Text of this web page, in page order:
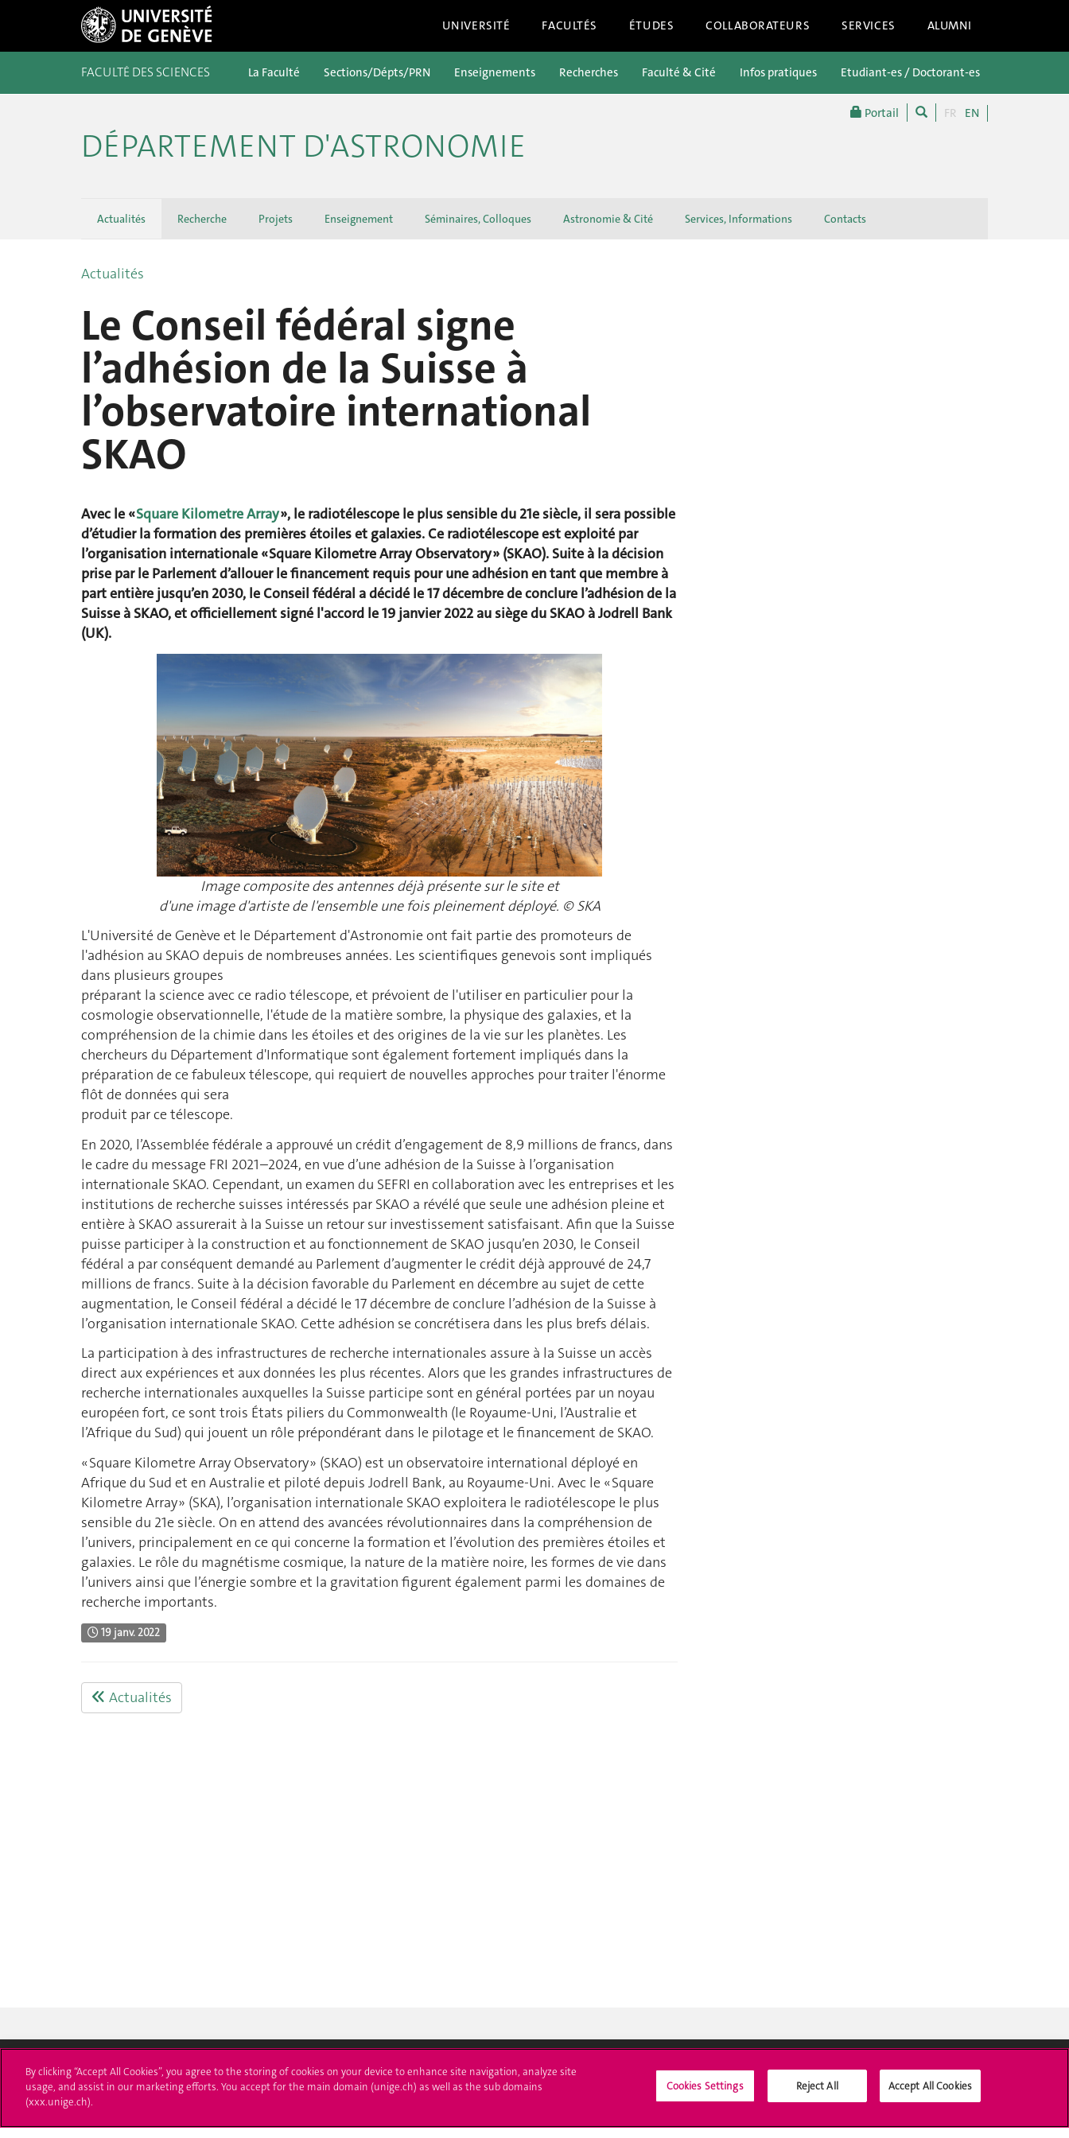
UNIVERSITÉ FACULTÉS ÉTUDES COLLABORATEURS SERVICES ALUMNI
Portail FR EN
FACULTÉ DES SCIENCES La Faculté Sections/Dépts/PRN Enseignements Recherches Faculté & Cité Infos pratiques Etudiant-es / Doctorant-es
DÉPARTEMENT D'ASTRONOMIE
Actualités Recherche Projets Enseignement Séminaires, Colloques Astronomie & Cité Services, Informations Contacts
Actualités
Le Conseil fédéral signe
l’adhésion de la Suisse à
l’observatoire international
SKAO
Avec le «Square Kilometre Array», le radiotélescope le plus sensible du 21e siècle, il sera possible
d’étudier la formation des premières étoiles et galaxies. Ce radiotélescope est exploité par
l’organisation internationale « Square Kilometre Array Observatory » (SKAO). Suite à la décision
prise par le Parlement d’allouer le financement requis pour une adhésion en tant que membre à
part entière jusqu’en 2030, le Conseil fédéral a décidé le 17 décembre de conclure l’adhésion de la
Suisse à SKAO, et officiellement signé l'accord le 19 janvier 2022 au siège du SKAO à Jodrell Bank
(UK).
Image composite des antennes déjà présente sur le site et
d'une image d'artiste de l'ensemble une fois pleinement déployé. © SKA
L'Université de Genève et le Département d'Astronomie ont fait partie des promoteurs de
l'adhésion au SKAO depuis de nombreuses années. Les scientifiques genevois sont impliqués
dans plusieurs groupes
préparant la science avec ce radio télescope, et prévoient de l'utiliser en particulier pour la
cosmologie observationnelle, l'étude de la matière sombre, la physique des galaxies, et la
compréhension de la chimie dans les étoiles et des origines de la vie sur les planètes. Les
chercheurs du Département d'Informatique sont également fortement impliqués dans la
préparation de ce fabuleux télescope, qui requiert de nouvelles approches pour traiter l'énorme
flôt de données qui sera
produit par ce télescope.
En 2020, l’Assemblée fédérale a approuvé un crédit d’engagement de 8,9 millions de francs, dans
le cadre du message FRI 2021–2024, en vue d’une adhésion de la Suisse à l’organisation
internationale SKAO. Cependant, un examen du SEFRI en collaboration avec les entreprises et les
institutions de recherche suisses intéressés par SKAO a révélé que seule une adhésion pleine et
entière à SKAO assurerait à la Suisse un retour sur investissement satisfaisant. Afin que la Suisse
puisse participer à la construction et au fonctionnement de SKAO jusqu’en 2030, le Conseil
fédéral a par conséquent demandé au Parlement d’augmenter le crédit déjà approuvé de 24,7
millions de francs. Suite à la décision favorable du Parlement en décembre au sujet de cette
augmentation, le Conseil fédéral a décidé le 17 décembre de conclure l’adhésion de la Suisse à
l’organisation internationale SKAO. Cette adhésion se concrétisera dans les plus brefs délais.
La participation à des infrastructures de recherche internationales assure à la Suisse un accès
direct aux expériences et aux données les plus récentes. Alors que les grandes infrastructures de
recherche internationales auxquelles la Suisse participe sont en général portées par un noyau
européen fort, ce sont trois États piliers du Commonwealth (le Royaume-Uni, l’Australie et
l’Afrique du Sud) qui jouent un rôle prépondérant dans le pilotage et le financement de SKAO.
« Square Kilometre Array Observatory » (SKAO) est un observatoire international déployé en
Afrique du Sud et en Australie et piloté depuis Jodrell Bank, au Royaume-Uni. Avec le « Square
Kilometre Array » (SKA), l’organisation internationale SKAO exploitera le radiotélescope le plus
sensible du 21e siècle. On en attend des avancées révolutionnaires dans la compréhension de
l’univers, principalement en ce qui concerne la formation et l’évolution des premières étoiles et
galaxies. Le rôle du magnétisme cosmique, la nature de la matière noire, les formes de vie dans
l’univers ainsi que l’énergie sombre et la gravitation figurent également parmi les domaines de
recherche importants.
19 janv. 2022
Actualités
Université de Genève
24 rue du Général-Dufour
S'inscrire à l'UNIGE
Immatriculations
L'UNIGE vous informe
UNIGE Mobile
Médias sociaux UNIGE
By clicking “Accept All Cookies”, you agree to the storing of cookies on your device to enhance site navigation, analyze site
usage, and assist in our marketing efforts. You accept for the main domain (unige.ch) as well as the sub domains
(xxx.unige.ch).
Cookies Settings Reject All Accept All Cookies